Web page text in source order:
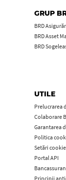
GRUP
BRD
BRD Asset
BRD
UTILE
Prelucrarea
Colaborare
Garantarea
Politica
Setări
Portal API
Principii